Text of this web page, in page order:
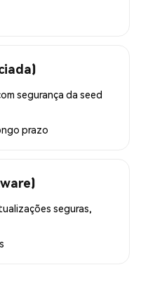
segurança da seed
prazo
seguras,